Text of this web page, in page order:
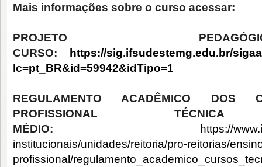
Mais informações sobre o curso acessar:
PROJETO
CURSO: https://sig.ifsudestemg.edu.br/
lc=pt_BR&id=59942&idTipo=1
REGULAMENTO ACADÊMICO DOS
PROFISSIONAL
MÉDIO: https://
institucionais/unidades/reitoria/pro-reitorias/
profissional/